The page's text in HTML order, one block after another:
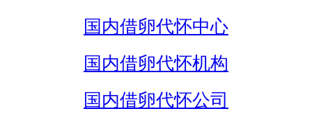
国内借卵代怀中心
国内借卵代怀机构
国内借卵代怀公司